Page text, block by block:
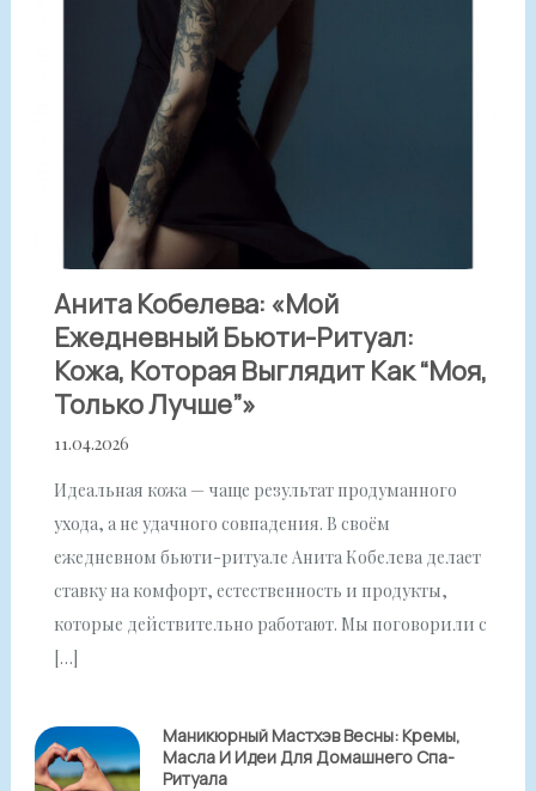
Анита Кобелева: «Мой
Ежедневный Бьюти-Ритуал:
Кожа, Которая Выглядит Как “моя,
Только Лучше”»
11.04.2026
Идеальная кожа — чаще результат продуманного
ухода, а не удачного совпадения. В своём
ежедневном бьюти-ритуале Анита Кобелева делает
ставку на комфорт, естественность и продукты,
которые действительно работают. Мы поговорили с
[…]
Маникюрный Мастхэв Весны: Кремы,
Масла И Идеи Для Домашнего Спа-
Ритуала